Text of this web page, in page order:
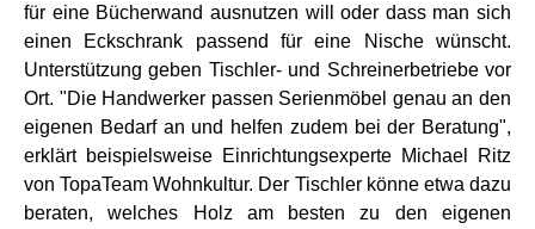
für eine Bücherwand ausnutzen will oder dass man sich
einen Eckschrank passend für eine Nische wünscht.
Unterstützung geben Tischler- und Schreinerbetriebe vor
Ort. "Die Handwerker passen Serienmöbel genau an den
eigenen Bedarf an und helfen zudem bei der Beratung",
erklärt beispielsweise Einrichtungsexperte Michael Ritz
von TopaTeam Wohnkultur. Der Tischler könne etwa dazu
beraten, welches Holz am besten zu den eigenen